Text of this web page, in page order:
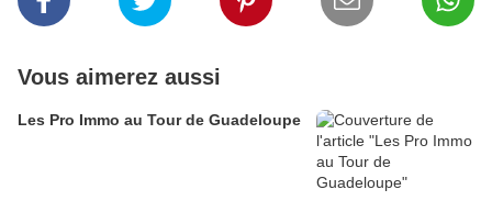
Vous aimerez aussi
Les Pro Immo au Tour de Guadeloupe